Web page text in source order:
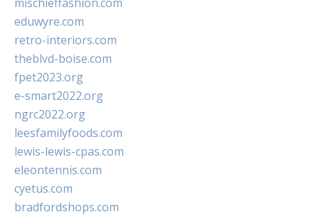
eduwyre.com
retro-interiors.com
theblvd-boise.com
fpet2023.org
e-smart2022.org
ngrc2022.org
leesfamilyfoods.com
lewis-lewis-cpas.com
eleontennis.com
cyetus.com
bradfordshops.com